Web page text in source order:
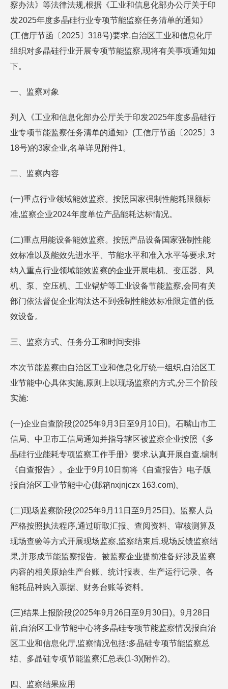
察办法》等法律法规,根据《工业和信息化部办公厅关于印
发2025年度多晶硅行业专项节能监察任务清单的通知》
(工信厅节函〔2025〕318号)要求,自治区工业和信息化厅
组织对多晶硅行业开展专项节能监察,现将有关事项通知如
下。
一、监察对象
列入《工业和信息化部办公厅关于印发2025年度多晶硅行
业专项节能监察任务清单的通知》(工信厅节函〔2025〕3
18号)的3家企业,名单详见附件1。
二、监察内容
(一)重点行业领域能效监察。按照国家强制性能耗限额标
准,监察企业2024年度单位产品能耗达标情况。
(二)重点用能设备能效监察。按照产品设备国家强制性能
效标准以及能效先进水平、节能水平和准入水平等要求,对
纳入重点行业领域能效监察的企业开展电机、变压器、风
机、泵、空压机、工业锅炉等工业设备节能监察,会同有关
部门依法督促企业淘汰达不到强制性能效标准限定值的低
效设备。
三、监察方式、任务分工和时间安排
本次节能监察由自治区工业和信息化厅统一组织,自治区工
业节能中心具体实施,原则上以现场监察的方式,分三个阶段
实施:
(一)企业自查阶段(2025年9月3日至9月10日)。石嘴山市工
信局、中卫市工信局通知并指导辖区被监察企业按照《多
晶硅行业能耗专项监察工作手册》要求,认真开展自查,编制
《自查报告》。企业于9月10日前将《自查报告》电子版
报自治区工业节能中心(邮箱nxjnjczx 163.com)。
(二)现场监察阶段(2025年9月11日至9月25日)。监察人员
严格按照执法程序,通过听取汇报、查阅资料、审核测算及
现场查验等方式开展现场监察,监察结束后,现场反馈监察结
果,并形成节能监察报告。被监察企业提前准备好涉及监察
内容的相关原始生产台账、统计报表、生产运行记录、各
能耗品种购入票据、财务台账等资料。
(三)结果上报阶段(2025年9月26日至9月30日)。9月28日
前,自治区工业节能中心将多晶硅专项节能监察情况报自治
区工业和信息化厅,监察情况包括:多晶硅专项节能监察总
结、多晶硅专项节能监察汇总表(1-3)(附件2)。
四、监察结果应用